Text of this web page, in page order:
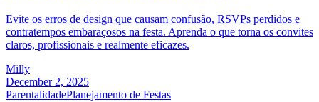
Evite os erros de design que causam confusão, RSVPs perdidos e
contratempos embaraçosos na festa. Aprenda o que torna os convites
claros, profissionais e realmente eficazes.
Milly
December 2, 2025
ParentalidadePlanejamento de Festas